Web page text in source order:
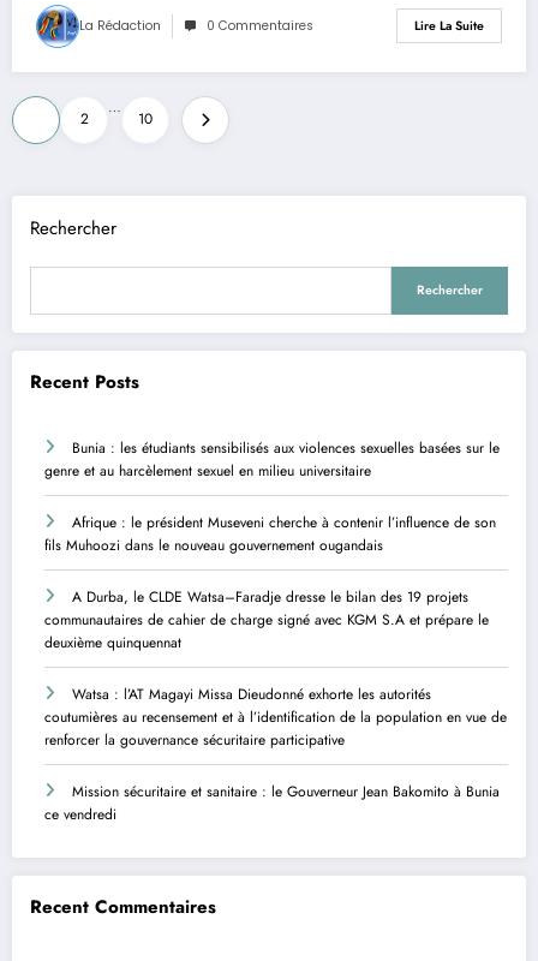
La Rédaction 0 Commentaires Lire La Suite
Pagination
des
publications
2
…
10
Rechercher
Rechercher
Recent Posts
Bunia : les étudiants sensibilisés aux violences sexuelles basées sur le
genre et au harcèlement sexuel en milieu universitaire
Afrique : le président Museveni cherche à contenir l’influence de son
fils Muhoozi dans le nouveau gouvernement ougandais
A Durba, le CLDE Watsa–Faradje dresse le bilan des 19 projets
communautaires de cahier de charge signé avec KGM S.A et prépare le
deuxième quinquennat
Watsa : l’AT Magayi Missa Dieudonné exhorte les autorités
coutumières au recensement et à l’identification de la population en vue de
renforcer la gouvernance sécuritaire participative
Mission sécuritaire et sanitaire : le Gouverneur Jean Bakomito à Bunia
ce vendredi
Recent Commentaires